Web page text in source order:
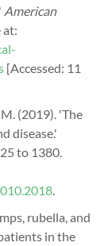
American
at:
[Accessed: 11
M. (2019). 'The
disease.'
to 1380.
rubella, and
in the